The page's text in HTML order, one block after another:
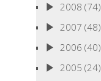
2008 (74)
2007 (48)
2006 (40)
2005 (24)